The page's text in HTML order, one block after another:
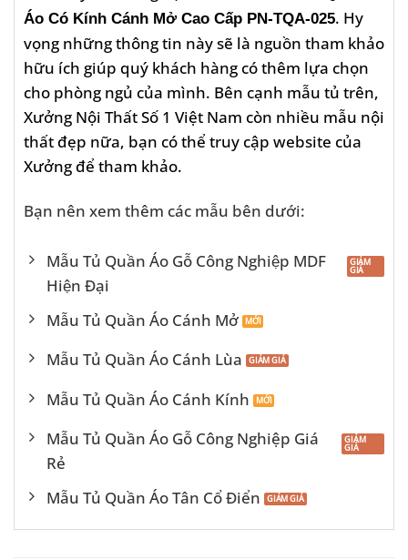
Áo Có Kính Cánh Mở Cao Cấp PN-TQA-025. Hy
vọng những thông tin này sẽ là nguồn tham khảo
hữu ích giúp quý khách hàng có thêm lựa chọn
cho phòng ngủ của mình. Bên cạnh mẫu tủ trên,
Xưởng Nội Thất Số 1 Việt Nam còn nhiều mẫu nội
thất đẹp nữa, bạn có thể truy cập website của
Xưởng để tham khảo.
Bạn nên xem thêm các mẫu bên dưới:
Mẫu Tủ Quần Áo Gỗ Công Nghiệp MDF
Hiện Đại
Mẫu Tủ Quần Áo Cánh Mở
Mẫu Tủ Quần Áo Cánh Lùa
Mẫu Tủ Quần Áo Cánh Kính
Mẫu Tủ Quần Áo Gỗ Công Nghiệp Giá
Rẻ
Mẫu Tủ Quần Áo Tân Cổ Điển